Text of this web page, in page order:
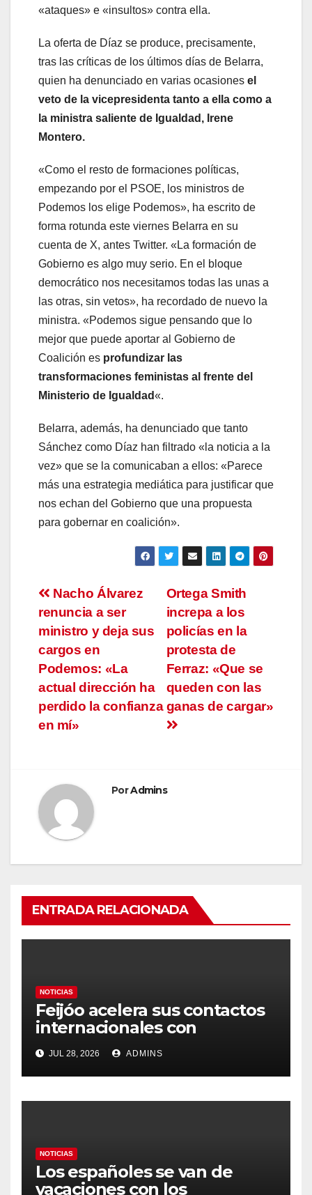
«ataques» e «insultos» contra ella.
La oferta de Díaz se produce, precisamente,
tras las críticas de los últimos días de Belarra,
quien ha denunciado en varias ocasiones el
veto de la vicepresidenta tanto a ella como a
la ministra saliente de Igualdad, Irene
Montero.
«Como el resto de formaciones políticas,
empezando por el PSOE, los ministros de
Podemos los elige Podemos», ha escrito de
forma rotunda este viernes Belarra en su
cuenta de X, antes Twitter. «La formación de
Gobierno es algo muy serio. En el bloque
democrático nos necesitamos todas las unas a
las otras, sin vetos», ha recordado de nuevo la
ministra. «Podemos sigue pensando que lo
mejor que puede aportar al Gobierno de
Coalición es profundizar las
transformaciones feministas al frente del
Ministerio de Igualdad«.
Belarra, además, ha denunciado que tanto
Sánchez como Díaz han filtrado «la noticia a la
vez» que se la comunicaban a ellos: «Parece
más una estrategia mediática para justificar que
nos echan del Gobierno que una propuesta
para gobernar en coalición».
Navegación
de
entradas
Ortega Smith
increpa a los
policías en la
protesta de
Ferraz: «Que se
queden con las
ganas de cargar»
Nacho Álvarez
renuncia a ser
ministro y deja sus
cargos en
Podemos: «La
actual dirección ha
perdido la confianza
en mí»
PorAdmins
ENTRADA RELACIONADA
NOTICIAS
Feijóo acelera sus contactos
internacionales con
Latinoamérica como socio
prioritario en su agenda de
gobierno
JUL 28, 2026 ADMINS
NOTICIAS
Los españoles se van de
vacaciones con los